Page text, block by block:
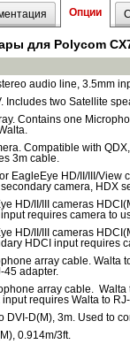
Опции
для Polycom
audio line, 3.5mm
Includes two Satellite
Contains one
Compatible with
3m cable.
EagleEye HD/II/III/
camera, HDX
HD/II/III cameras
requires camera to
HD/II/III cameras
HDCI input requires
array cable. Walta
45 adapter.
array cable.
requires Walta to
DVI-D(M), 3m. Used to
0.914m/3ft.